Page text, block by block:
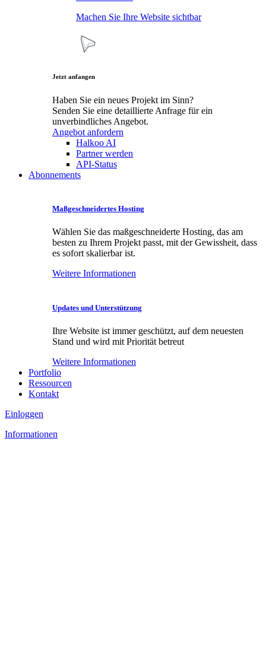
Machen Sie Ihre Website sichtbar
Jetzt anfangen
Haben Sie ein neues Projekt im Sinn?
Senden Sie eine detaillierte Anfrage für ein
unverbindliches Angebot.
Angebot anfordern
Halkoo AI
Partner werden
API-Status
Abonnements
Maßgeschneidertes Hosting
Wählen Sie das maßgeschneiderte Hosting, das am
besten zu Ihrem Projekt passt, mit der Gewissheit, dass
es sofort skalierbar ist.
Weitere Informationen
Updates und Unterstützung
Ihre Website ist immer geschützt, auf dem neuesten
Stand und wird mit Priorität betreut
Weitere Informationen
Portfolio
Ressourcen
Kontakt
Einloggen
Informationen